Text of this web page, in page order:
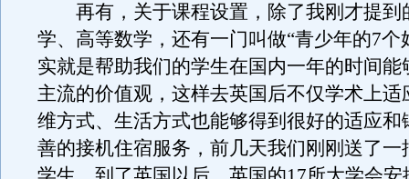
再有，关于课程设置，除了我刚才提到
学、高等数学，还有一门叫做“青少年的7个
实就是帮助我们的学生在国内一年的时间能
主流的价值观，这样去英国后不仅学术上适
维方式、生活方式也能够得到很好的适应和
善的接机住宿服务，前几天我们刚刚送了一